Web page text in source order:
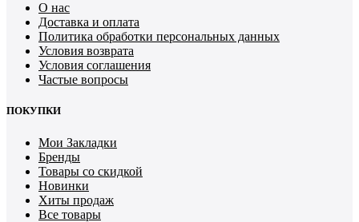
О нас
Доставка и оплата
Политика обработки персональных данных
Условия возврата
Условия соглашения
Частые вопросы
ПОКУПКИ
Мои Закладки
Бренды
Товары со скидкой
Новинки
Хиты продаж
Все товары